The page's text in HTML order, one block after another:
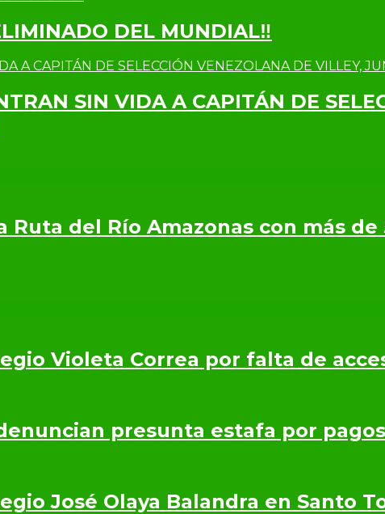
DEL MUNDIAL‼
SIN VIDA A CAPITÁN DE
Ruta del Río Amazonas con más
Violeta Correa por falta de
presunta estafa por
José Olaya Balandra en Santo